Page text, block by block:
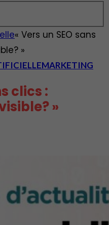
« Vers un SEO sans
»
MARKETING
clics :
»